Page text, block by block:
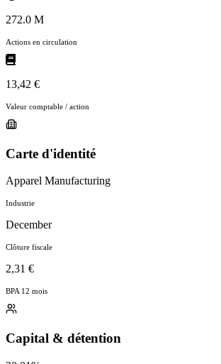
272.0 M
Actions en circulation
13,42 €
Valeur comptable / action
Carte d'identité
Apparel Manufacturing
Industrie
December
Clôture fiscale
2,31 €
BPA 12 mois
Capital & détention